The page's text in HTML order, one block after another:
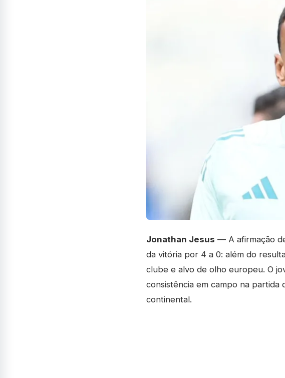
Jonathan Jesus — A afirmação
da vitória por 4 a 0: além do
clube e alvo de olho europeu. O
consistência em campo na partida
continental.